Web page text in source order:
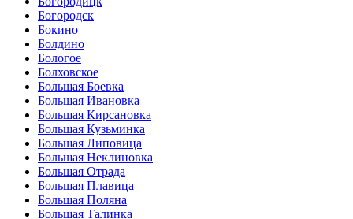
Богородск
Бокино
Болдино
Бологое
Болховское
Большая Боевка
Большая Ивановка
Большая Кирсановка
Большая Кузьминка
Большая Липовица
Большая Неклиновка
Большая Отрада
Большая Плавица
Большая Поляна
Большая Талинка